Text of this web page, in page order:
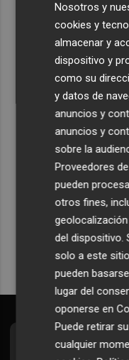
obras de reforma
Castelló acelera el
playas y el
evento histórico"
Recibe
Plaza
Nosotros y
cookies y
almacenar y
dispositivo y
como su
y datos de
anuncios y
anuncios y
sobre la
Proveedores
pueden
otros fines,
del dispositivo.
solo a este
pueden
lugar del
oponerse en
Puede retirar
cualquier